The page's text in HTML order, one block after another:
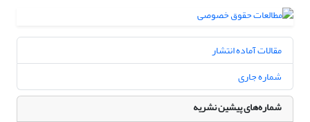
مقالات آماده انتشار
شماره جاری
شماره‌های پیشین نشریه